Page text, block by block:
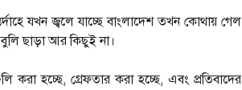
যখন জ্বলে যাচ্ছে বাংলাদেশ তখন কোথায় গেল
ছাড়া আর কিছুই না।
করা হচ্ছে, গ্রেফতার করা হচ্ছে, এবং প্রতিবাদের